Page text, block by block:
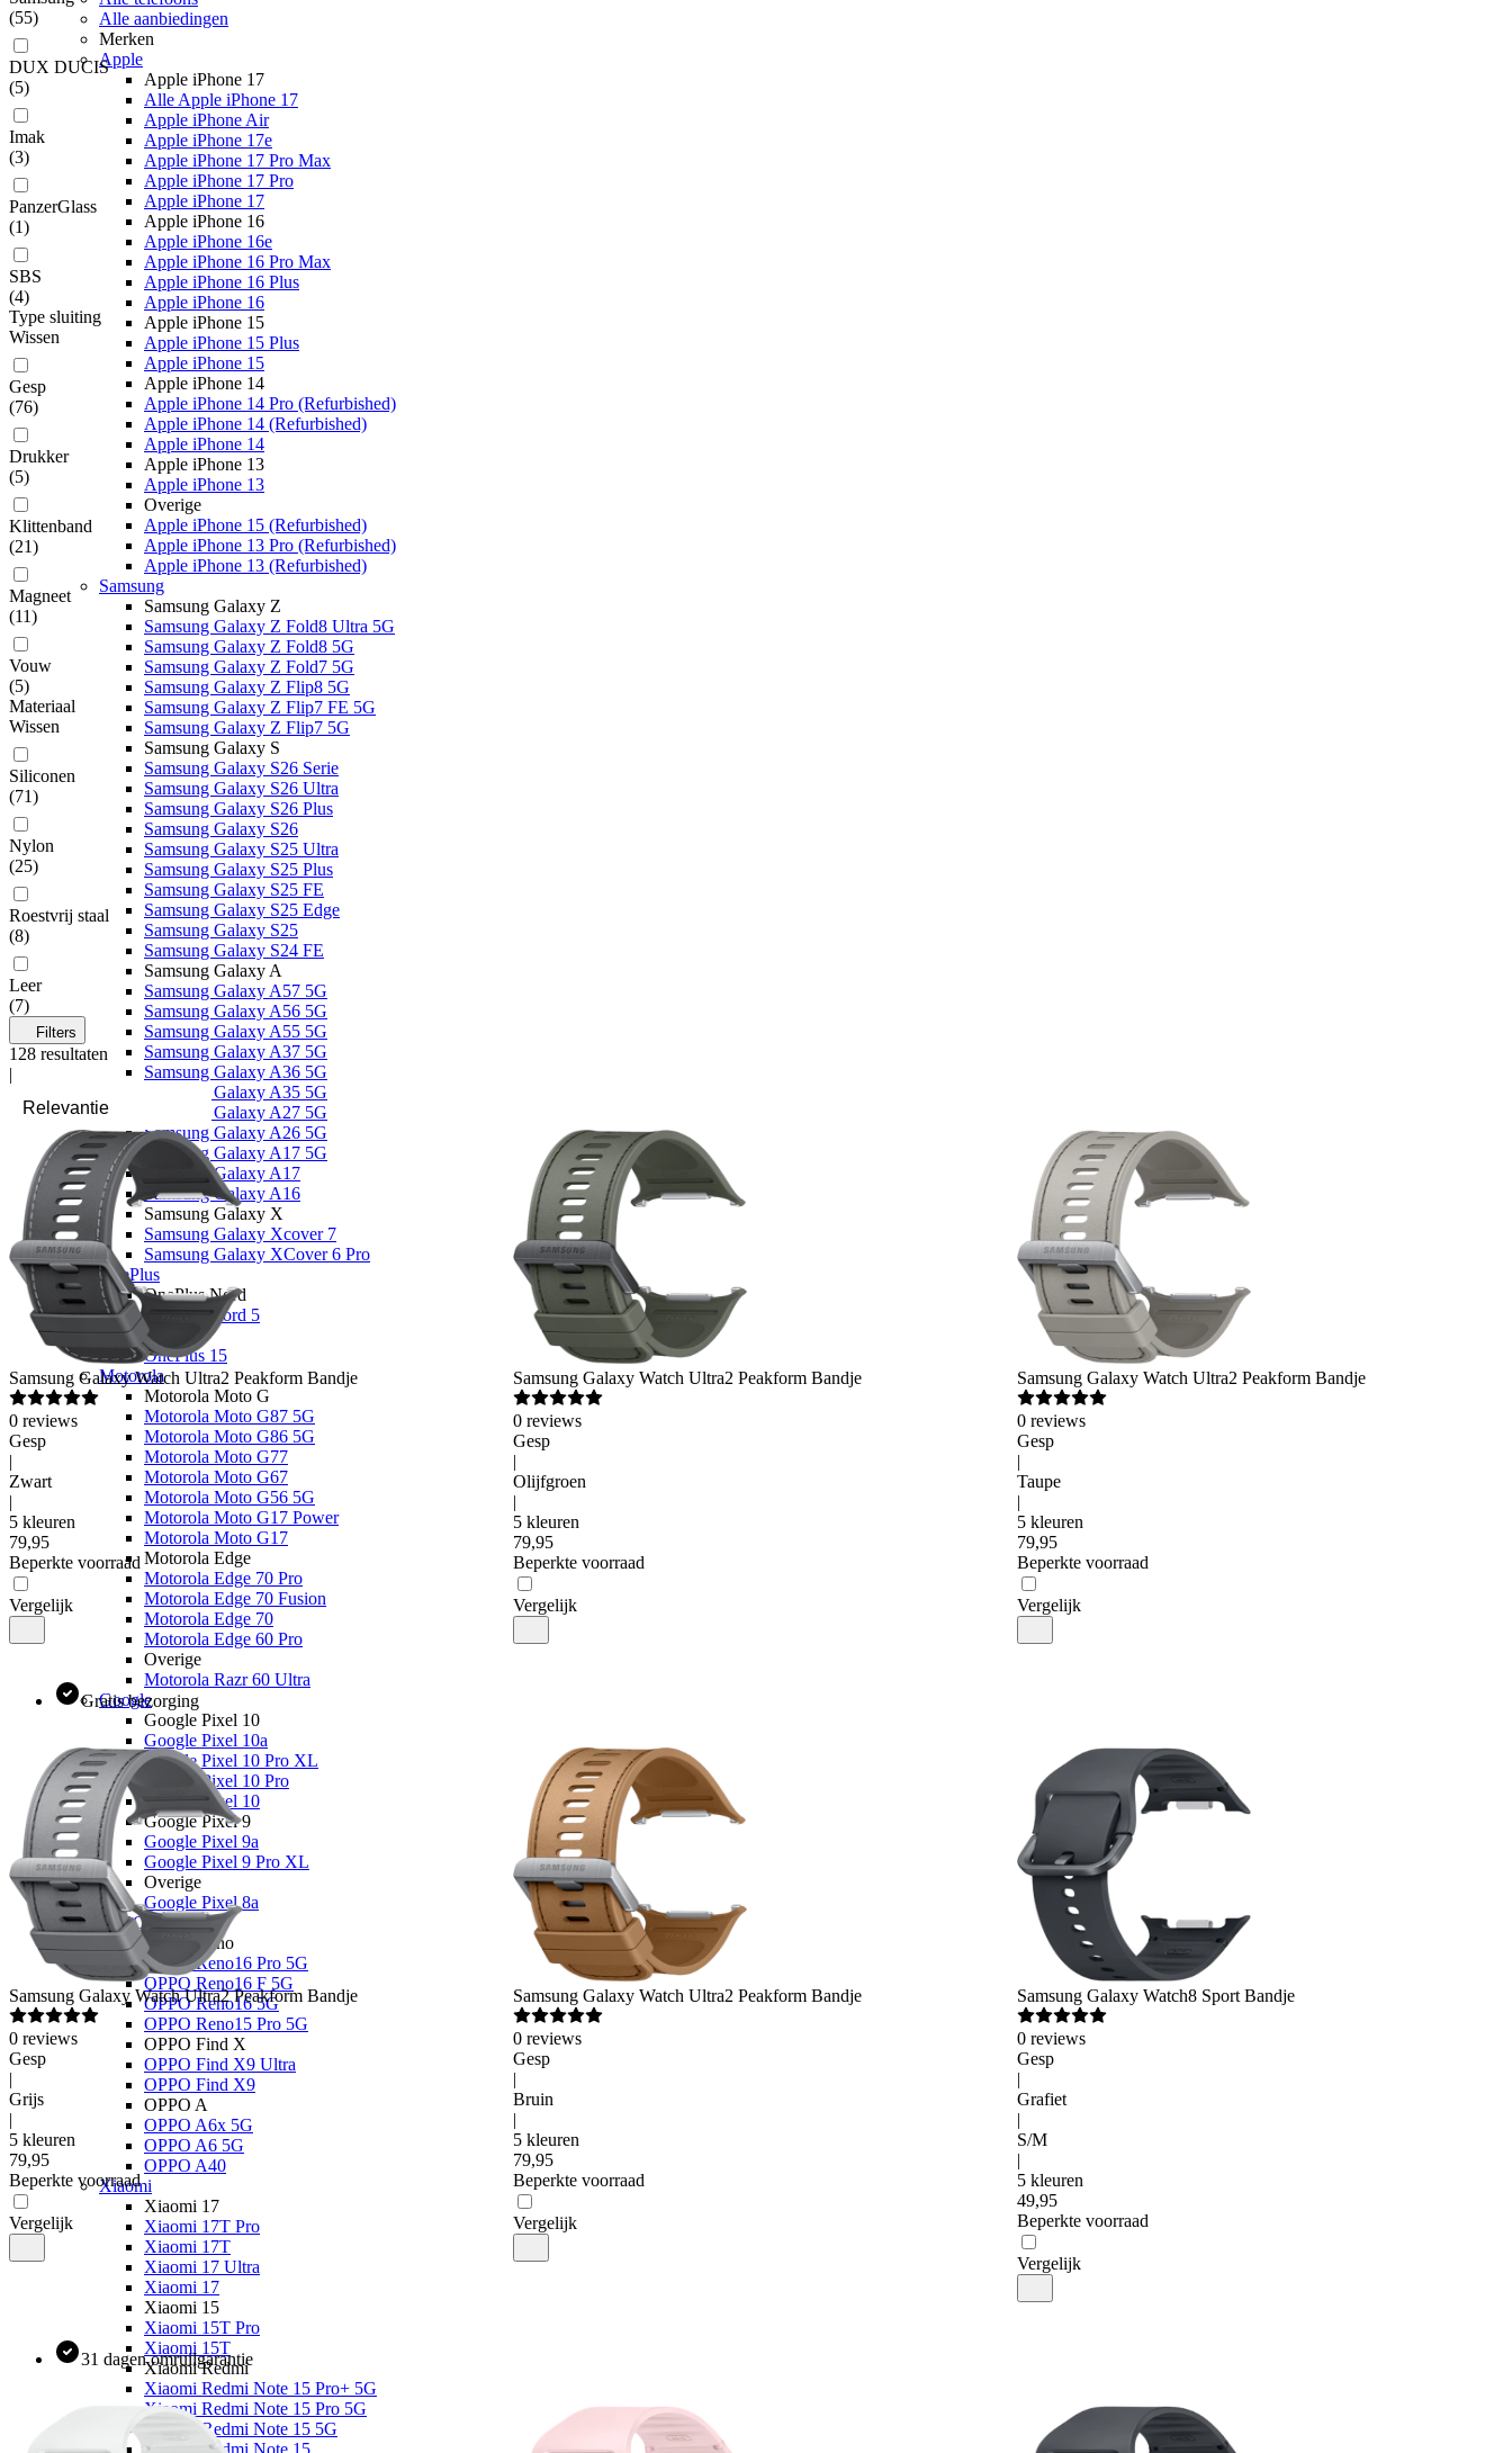
Alle aanbiedingen
Merken
Apple
Apple iPhone 17
Alle Apple iPhone 17
Apple iPhone Air
Apple iPhone 17e
Apple iPhone 17 Pro Max
Apple iPhone 17 Pro
Apple iPhone 17
Apple iPhone 16
Apple iPhone 16e
Apple iPhone 16 Pro Max
Apple iPhone 16 Plus
Apple iPhone 16
Apple iPhone 15
Apple iPhone 15 Plus
Apple iPhone 15
Apple iPhone 14
Apple iPhone 14 Pro (Refurbished)
Apple iPhone 14 (Refurbished)
Apple iPhone 14
Apple iPhone 13
Apple iPhone 13
Overige
Apple iPhone 15 (Refurbished)
Apple iPhone 13 Pro (Refurbished)
Apple iPhone 13 (Refurbished)
Samsung
Samsung Galaxy Z
Samsung Galaxy Z Fold8 Ultra 5G
Samsung Galaxy Z Fold8 5G
Samsung Galaxy Z Fold7 5G
Samsung Galaxy Z Flip8 5G
Samsung Galaxy Z Flip7 FE 5G
Samsung Galaxy Z Flip7 5G
Samsung Galaxy S
Samsung Galaxy S26 Serie
Samsung Galaxy S26 Ultra
Samsung Galaxy S26 Plus
Samsung Galaxy S26
Samsung Galaxy S25 Ultra
Samsung Galaxy S25 Plus
Samsung Galaxy S25 FE
Samsung Galaxy S25 Edge
Samsung Galaxy S25
Samsung Galaxy S24 FE
Samsung Galaxy A
Samsung Galaxy A57 5G
Samsung Galaxy A56 5G
Samsung Galaxy A55 5G
Samsung Galaxy A37 5G
Samsung Galaxy A36 5G
Samsung Galaxy A35 5G
Samsung Galaxy A27 5G
Samsung Galaxy A26 5G
Samsung Galaxy A17 5G
Samsung Galaxy A17
Samsung Galaxy A16
Samsung Galaxy X
Samsung Galaxy Xcover 7
Samsung Galaxy XCover 6 Pro
OnePlus
OnePlus Nord
OnePlus Nord 5
Overige
OnePlus 15
Motorola
Motorola Moto G
Motorola Moto G87 5G
Motorola Moto G86 5G
Motorola Moto G77
Motorola Moto G67
Motorola Moto G56 5G
Motorola Moto G17 Power
Motorola Moto G17
Motorola Edge
Motorola Edge 70 Pro
Motorola Edge 70 Fusion
Motorola Edge 70
Motorola Edge 60 Pro
Overige
Motorola Razr 60 Ultra
Google
Google Pixel 10
Google Pixel 10a
Google Pixel 10 Pro XL
Google Pixel 10 Pro
Google Pixel 10
Google Pixel 9
Google Pixel 9a
Google Pixel 9 Pro XL
Overige
Google Pixel 8a
OPPO
OPPO Reno
OPPO Reno16 Pro 5G
OPPO Reno16 F 5G
OPPO Reno16 5G
OPPO Reno15 Pro 5G
OPPO Find X
OPPO Find X9 Ultra
OPPO Find X9
OPPO A
OPPO A6x 5G
OPPO A6 5G
OPPO A40
Xiaomi
Xiaomi 17
Xiaomi 17T Pro
Xiaomi 17T
Xiaomi 17 Ultra
Xiaomi 17
Xiaomi 15
Xiaomi 15T Pro
Xiaomi 15T
Xiaomi Redmi
Xiaomi Redmi Note 15 Pro+ 5G
Xiaomi Redmi Note 15 Pro 5G
Xiaomi Redmi Note 15 5G
Xiaomi Redmi Note 15
(55)
DUX DUCIS
(5)
Imak
(3)
PanzerGlass
(1)
SBS
(4)
Type sluiting
Wissen
Gesp
(76)
Drukker
(5)
Klittenband
(21)
Magneet
(11)
Vouw
(5)
Materiaal
Wissen
Siliconen
(71)
Nylon
(25)
Roestvrij staal
(8)
Leer
(7)
Filters
128 resultaten
|
Samsung Galaxy Watch Ultra2 Peakform Bandje
0 reviews
Gesp
|
Zwart
|
5 kleuren
79,95
Beperkte voorraad
Vergelijk
Samsung Galaxy Watch Ultra2 Peakform Bandje
0 reviews
Gesp
|
Olijfgroen
|
5 kleuren
79,95
Beperkte voorraad
Vergelijk
Samsung Galaxy Watch Ultra2 Peakform Bandje
0 reviews
Gesp
|
Taupe
|
5 kleuren
79,95
Beperkte voorraad
Vergelijk
Gratis bezorging
Samsung Galaxy Watch Ultra2 Peakform Bandje
0 reviews
Gesp
|
Grijs
|
5 kleuren
79,95
Beperkte voorraad
Vergelijk
Samsung Galaxy Watch Ultra2 Peakform Bandje
0 reviews
Gesp
|
Bruin
|
5 kleuren
79,95
Beperkte voorraad
Vergelijk
Samsung Galaxy Watch8 Sport Bandje
0 reviews
Gesp
|
Grafiet
|
S/M
|
5 kleuren
49,95
Beperkte voorraad
Vergelijk
31 dagen omruilgarantie